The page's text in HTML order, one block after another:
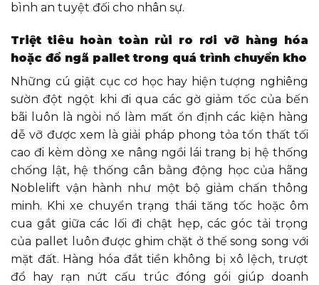
bình an tuyệt đối cho nhân sự.
Triệt tiêu hoàn toàn rủi ro rơi vỡ hàng hóa
hoặc đổ ngã pallet trong quá trình chuyển kho
Những cú giật cục cơ học hay hiện tượng nghiêng
sườn đột ngột khi đi qua các gờ giảm tốc của bến
bãi luôn là ngòi nổ làm mất ổn định các kiện hàng
dễ vỡ được xem là giải pháp phong tỏa tổn thất tối
cao đi kèm dòng xe nâng ngồi lái trang bị hệ thống
chống lật, hệ thống cân bằng động học của hãng
Noblelift vận hành như một bộ giảm chấn thông
minh. Khi xe chuyển trạng thái tăng tốc hoặc ôm
cua gắt giữa các lối đi chật hẹp, các góc tải trọng
của pallet luôn được ghim chặt ở thế song song với
mặt đất. Hàng hóa đắt tiền không bị xô lệch, trượt
đổ hay rạn nứt cấu trúc đóng gói giúp doanh